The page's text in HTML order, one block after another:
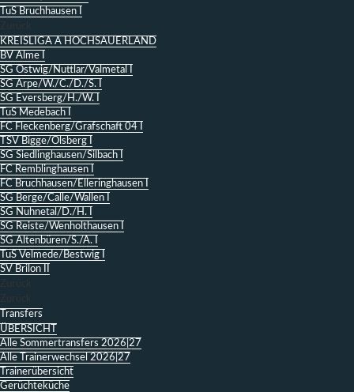
TuS Bruchhausen I
Zurück
KREISLIGA A HOCHSAUERLAND
BV Alme I
SG Ostwig/Nuttlar/Valmetal I
SG Arpe/W./C./D./S. I
SG Eversberg/H./W. I
TuS Medebach I
FC Fleckenberg/Grafschaft 04 I
TSV Bigge/Olsberg I
SG Siedlinghausen/Silbach I
FC Remblinghausen I
FC Bruchhausen/Elleringhausen I
SG Berge/Calle/Wallen I
SG Nuhnetal/D./H. I
SG Reiste/Wenholthausen I
SG Altenbüren/S./A. I
TuS Velmede/Bestwig I
SV Brilon II
Zurück
Zurück
Transfers
ÜBERSICHT
Alle Sommertransfers 2026|27
Alle Trainerwechsel 2026|27
Trainerübersicht
Gerüchteküche